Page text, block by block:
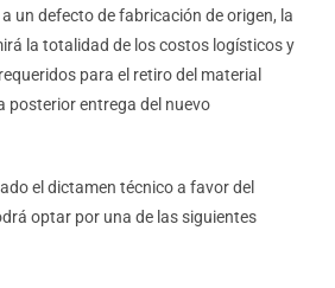
un defecto de fabricación de origen, la
la totalidad de los costos logísticos y
para el retiro del material
posterior entrega del nuevo
el dictamen técnico a favor del
optar por una de las siguientes